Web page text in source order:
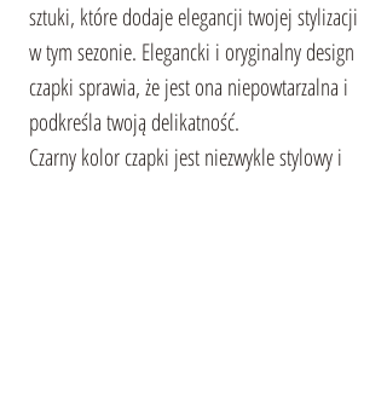
sztuki, które dodaje elegancji twojej stylizacji
w tym sezonie. Elegancki i oryginalny design
czapki sprawia, że jest ona niepowtarzalna i
podkreśla twoją delikatność.
Czarny kolor czapki jest niezwykle stylowy i